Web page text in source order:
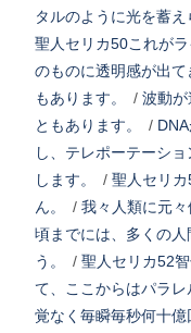
タルのように光を蓄え
聖人セリカ50これがラ
のものに透明感が出
もあります。
/ 波動が
ともあります。
/
し、テレポーテーシ
します。
/ 聖人セリ
ん。
/ 我々人類に元々
頃までには、多くの
う。
/ 聖人セリカ52智
て、ここからはパラレ
覚なく毎瞬毎秒何十